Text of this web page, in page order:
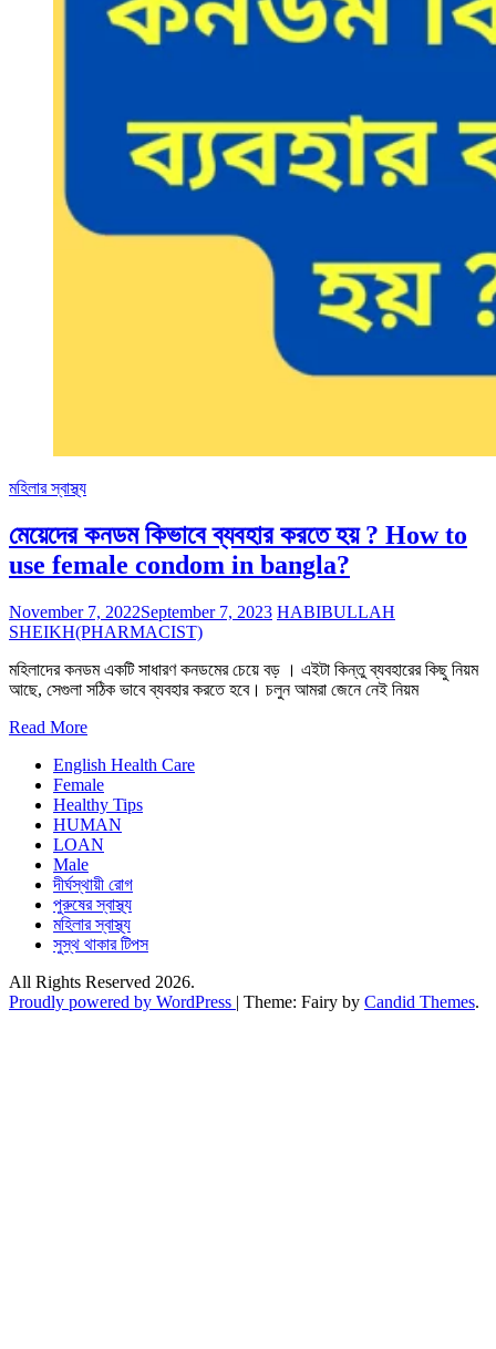
মহিলার স্বাস্থ্য
মেয়েদের কনডম কিভাবে ব্যবহার করতে হয় ? How to
use female condom in bangla?
November 7, 2022September 7, 2023 HABIBULLAH
SHEIKH(PHARMACIST)
মহিলাদের কনডম একটি সাধারণ কনডমের চেয়ে বড় । এইটা কিন্তু ব্যবহারের কিছু নিয়ম
আছে, সেগুলা সঠিক ভাবে ব্যবহার করতে হবে। চলুন আমরা জেনে নেই নিয়ম
Read More
English Health Care
Female
Healthy Tips
HUMAN
LOAN
Male
দীর্ঘস্থায়ী রোগ
পুরুষের স্বাস্থ্য
মহিলার স্বাস্থ্য
সুস্থ থাকার টিপস
All Rights Reserved 2026.
Proudly powered by WordPress | Theme: Fairy by Candid Themes.